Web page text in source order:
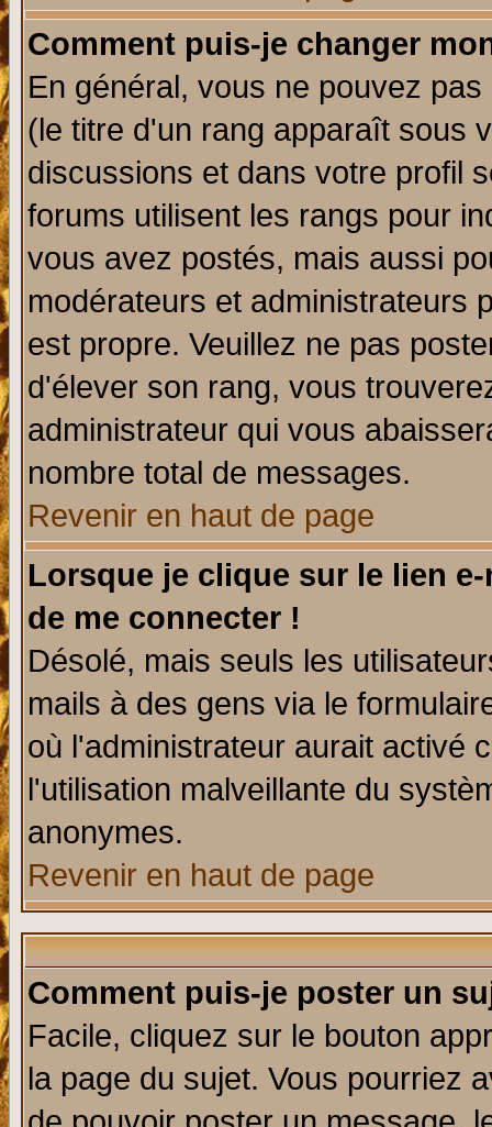
Comment puis-je changer
En général, vous ne pouvez
(le titre d'un rang apparaît sous
discussions et dans votre profil
forums utilisent les rangs pour
vous avez postés, mais aussi
modérateurs et administrateurs
est propre. Veuillez ne pas
d'élever son rang, vous
administrateur qui vous
nombre total de messages.
Revenir en haut de page
Lorsque je clique sur le lien
de me connecter !
Désolé, mais seuls les
mails à des gens via le
où l'administrateur aurait activé
l'utilisation malveillante du
anonymes.
Revenir en haut de page
Comment puis-je poster un
Facile, cliquez sur le bouton
la page du sujet. Vous pourriez